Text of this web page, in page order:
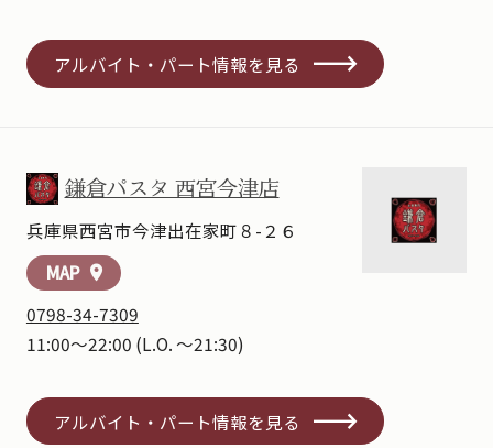
アルバイト・パート情報を見る
鎌倉パスタ 西宮今津店
兵庫県西宮市今津出在家町８-２６
MAP location_on
0798-34-7309
11:00～22:00 (L.O. ～21:30)
アルバイト・パート情報を見る